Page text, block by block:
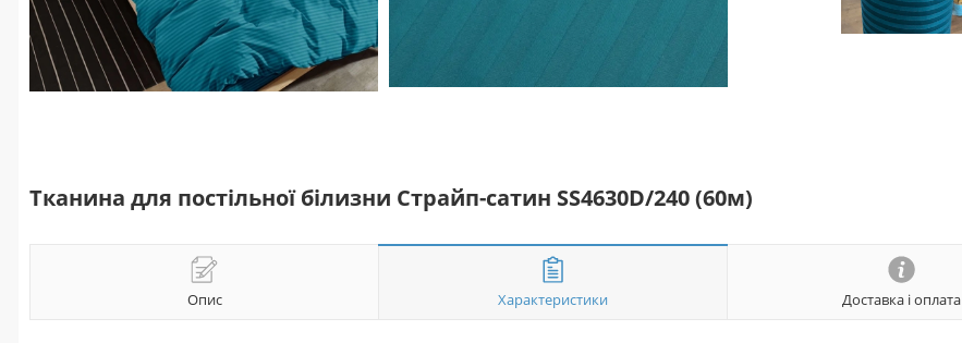
Тканина для постільної білизни Страйп-сатин SS4630D/240 (60м)
Опис Характеристики Доставка і оплата